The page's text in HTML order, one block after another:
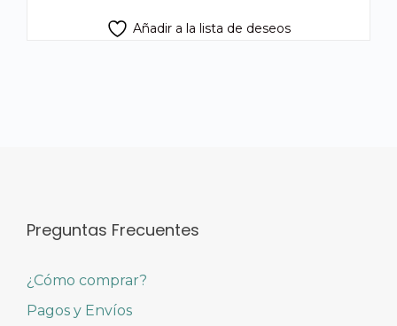
Añadir a la lista de deseos
Preguntas Frecuentes
¿Cómo comprar?
Pagos y Envíos